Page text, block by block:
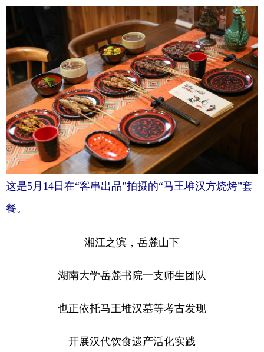
这是5月14日在“客串出品”拍摄的“马王堆汉方烧烤”套
餐。
湘江之滨，岳麓山下
湖南大学岳麓书院一支师生团队
也正依托马王堆汉墓等考古发现
开展汉代饮食遗产活化实践